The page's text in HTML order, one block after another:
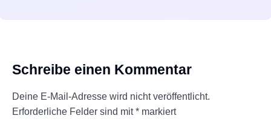
Schreibe einen Kommentar
Deine E-Mail-Adresse wird nicht veröffentlicht.
Erforderliche Felder sind mit* markiert